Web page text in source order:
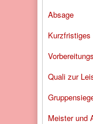
Absage
Quali zur
Meister und